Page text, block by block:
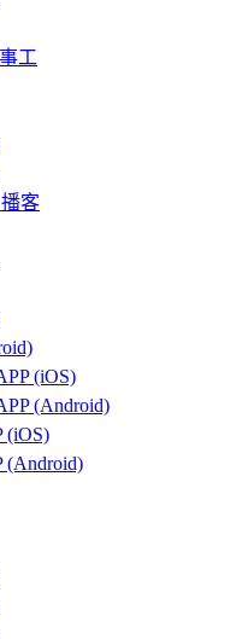
工
客
(iOS)
(Android)
(iOS)
(Android)